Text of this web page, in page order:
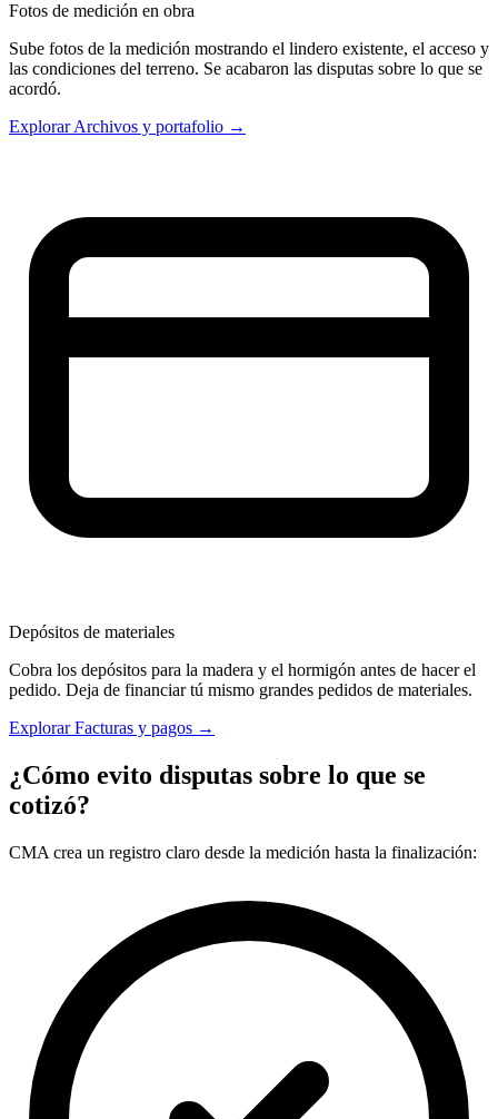
Fotos de medición en obra
Sube fotos de la medición mostrando el lindero existente, el acceso y
las condiciones del terreno. Se acabaron las disputas sobre lo que se
acordó.
Explorar Archivos y portafolio →
Depósitos de materiales
Cobra los depósitos para la madera y el hormigón antes de hacer el
pedido. Deja de financiar tú mismo grandes pedidos de materiales.
Explorar Facturas y pagos →
¿Cómo evito disputas sobre lo que se
cotizó?
CMA crea un registro claro desde la medición hasta la finalización: